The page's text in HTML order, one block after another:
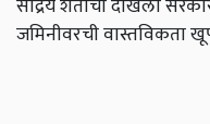
सेंद्रिय शेतीचा दाखला
जमिनीवरची वास्तविकता